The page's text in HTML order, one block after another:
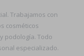
Trabajamos con
cosméticos
podología. Todo
especializado.